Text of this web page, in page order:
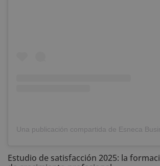
Estudio de satisfacción 2025: la